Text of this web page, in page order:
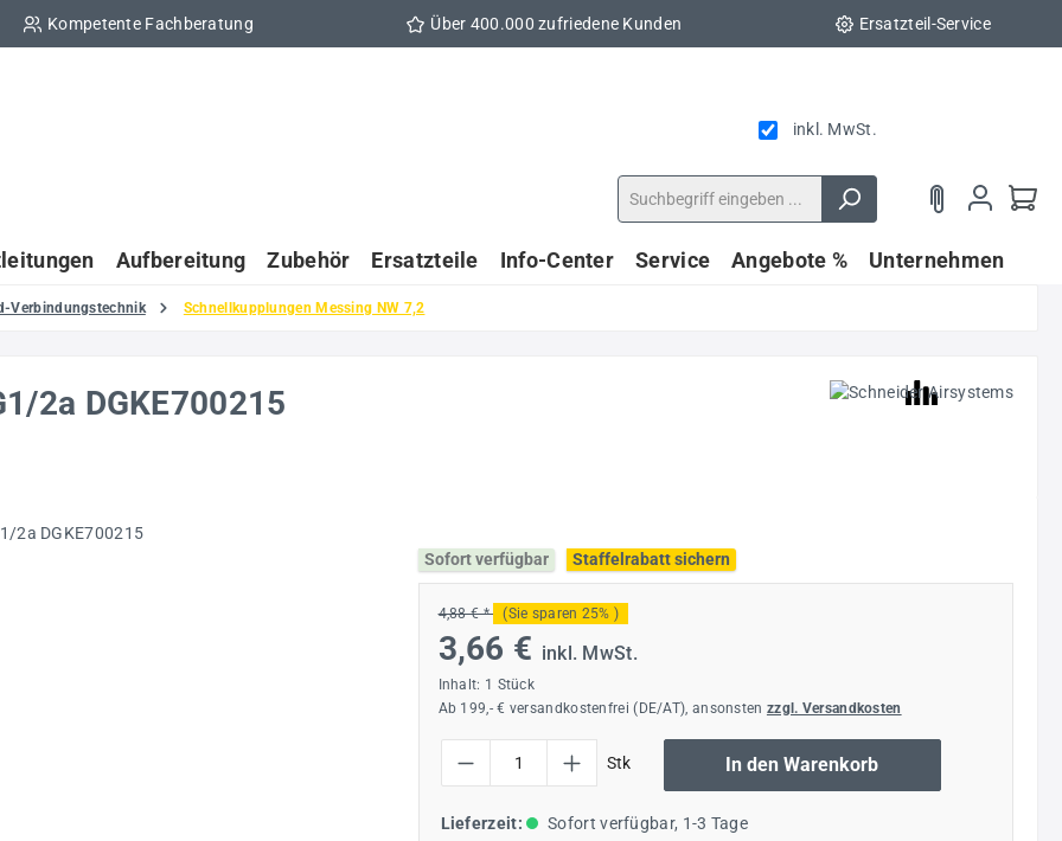
Kompetente Fachberatung Über 400.000 zufriedene Kunden Ersatzteil-Service
inkl. MwSt.
Aufbereitung Zubehör Ersatzteile Info-Center Service Angebote % Unternehmen
Verbindungstechnik Schnellkupplungen Messing NW 7,2
2a DGKE700215
Sofort verfügbar
Staffelrabatt sichern
4,88 € * (Sie sparen 25% )
3,66 € inkl. MwSt.
Inhalt: 1 Stück
Ab 199,- € versandkostenfrei (DE/AT), ansonsten zzgl. Versandkosten
Stk In den Warenkorb
Lieferzeit: Sofort verfügbar, 1-3 Tage